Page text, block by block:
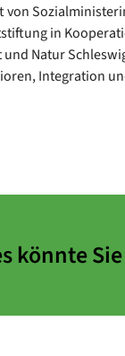
in
Natur
Integration
könnte